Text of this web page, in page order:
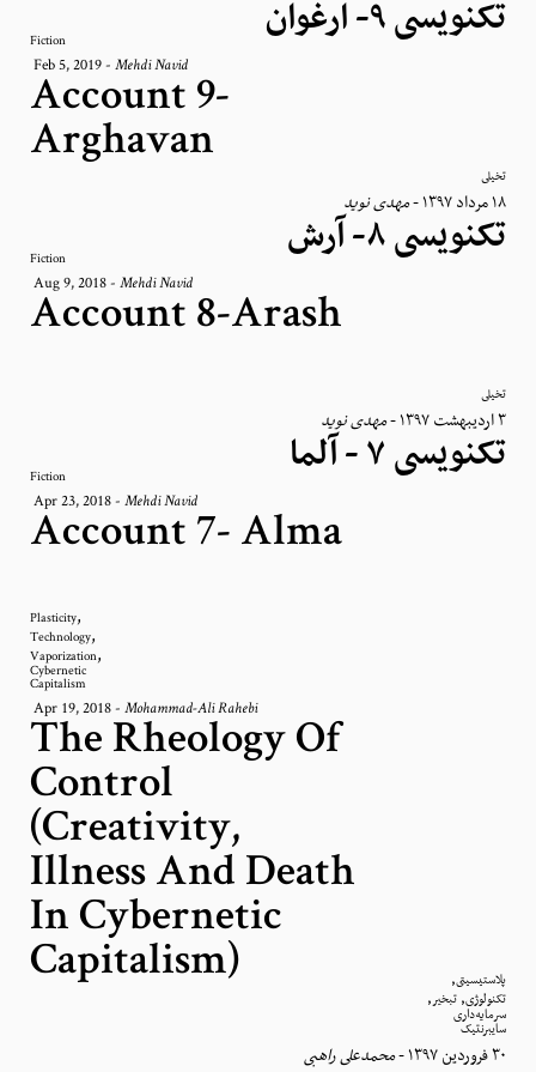
تکنویسی ۹- ارغوان Fiction
Feb 5, 2019- Mehdi Navid
Account 9-
Arghavan
تخیلی
١٨ مرداد ١٣٩٧ -مهدی نوید
تکنویسی ۸- آرش Fiction
Aug 9, 2018- Mehdi Navid
Account 8-Arash
تخیلی
٣ اردیبهشت ١٣٩٧ -مهدی نوید
تکنویسی ۷ - آلما Fiction
Apr 23, 2018- Mehdi Navid
Account 7- Alma
Plasticity,
Technology,
Vaporization,
Cybernetic
Capitalism
Apr 19, 2018- Mohammad-Ali Rahebi
The Rheology Of
Control
(Creativity,
Illness And Death
In Cybernetic
Capitalism)
پلاستیسیتی,
تکنولوژی, تبخیر,
سرمایه‌داری
سایبرنتیک
٣٠ فروردین ١٣٩٧ -محمدعلی راهبی